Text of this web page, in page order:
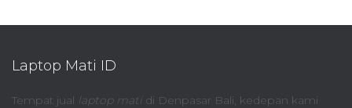
Laptop Mati ID
Tempat jual laptop matidi Denpasar Bali, kedepan kami